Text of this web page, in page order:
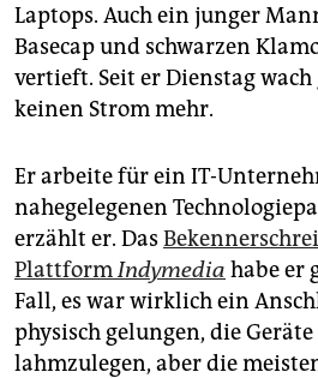
Laptops. Auch ein junger
Basecap und schwarzen
vertieft. Seit er Dienstag
keinen Strom mehr.
Er arbeite für ein IT-
nahegelegenen
erzählt er. Das
PlattformIndymedia habe er
Fall, es war wirklich ein
physisch gelungen, die
lahmzulegen, aber die